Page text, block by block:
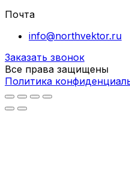
Почта
info@northvektor.ru
Заказать звонок
Все права защищены
Политика